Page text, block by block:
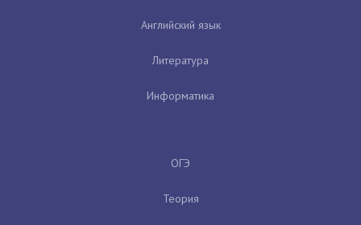
Английский язык
Литература
Информатика
ОГЭ
Теория